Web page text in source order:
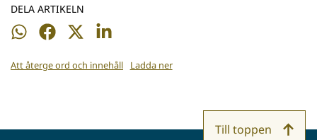
DELA ARTIKELN
Dela
WhatsApp
Dela
Facebook
Dela
Twitter
Dela
LinkedIn
Att återge ord och innehåll Ladda ner
Till toppen